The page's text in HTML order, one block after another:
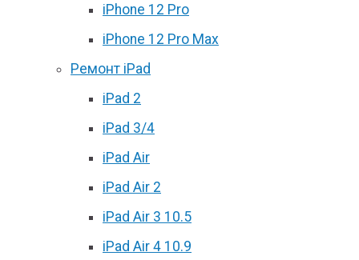
iPhone 12 Pro
iPhone 12 Pro Max
Ремонт iPad
iPad 2
iPad 3/4
iPad Air
iPad Air 2
iPad Air 3 10.5
iPad Air 4 10.9